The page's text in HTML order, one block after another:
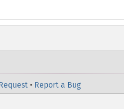
• Report a Bug